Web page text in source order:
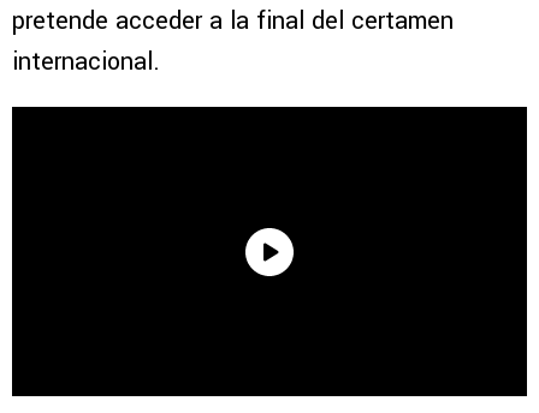
pretende acceder a la final del certamen
internacional.